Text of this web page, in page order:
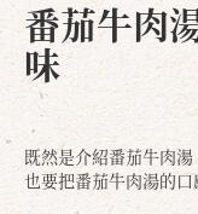
番茄牛肉
味
既然是介紹番茄牛肉湯
也要把番茄牛肉湯的口